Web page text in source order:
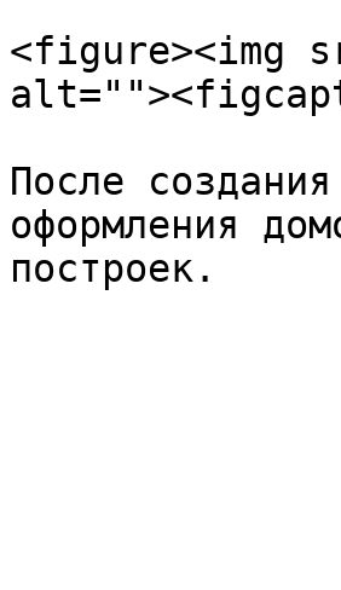
<figure><img
После
оформления